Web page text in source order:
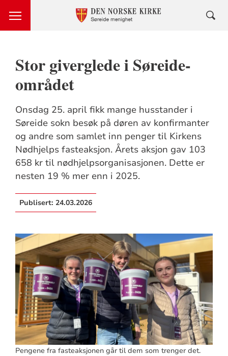
Stor giverglede i Søreide-
området
Onsdag 25. april fikk mange husstander i
Søreide sokn besøk på døren av konfirmanter
og andre som samlet inn penger til Kirkens
Nødhjelps fasteaksjon. Årets aksjon gav 103
658 kr til nødhjelpsorganisasjonen. Dette er
nesten 19 % mer enn i 2025.
Publisert: 24.03.2026
Pengene fra fasteaksjonen går til dem som trenger det.